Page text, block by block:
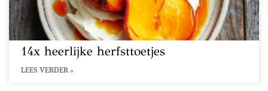
14x heerlijke herfsttoetjes
LEES VERDER »